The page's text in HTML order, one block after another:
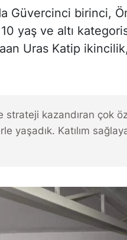
Güvercinci birinci,
yaş ve altı
Uras Katip
strateji kazandıran çok
yaşadık. Katılım